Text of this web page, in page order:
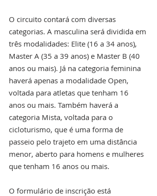
O circuito contará com diversas
categorias. A masculina será dividida em
três modalidades: Elite (16 a 34 anos),
Master A (35 a 39 anos) e Master B (40
anos ou mais). Já na categoria feminina
haverá apenas a modalidade Open,
voltada para atletas que tenham 16
anos ou mais. Também haverá a
categoria Mista, voltada para o
cicloturismo, que é uma forma de
passeio pelo trajeto em uma distância
menor, aberto para homens e mulheres
que tenham 16 anos ou mais.
O formulário de inscrição está